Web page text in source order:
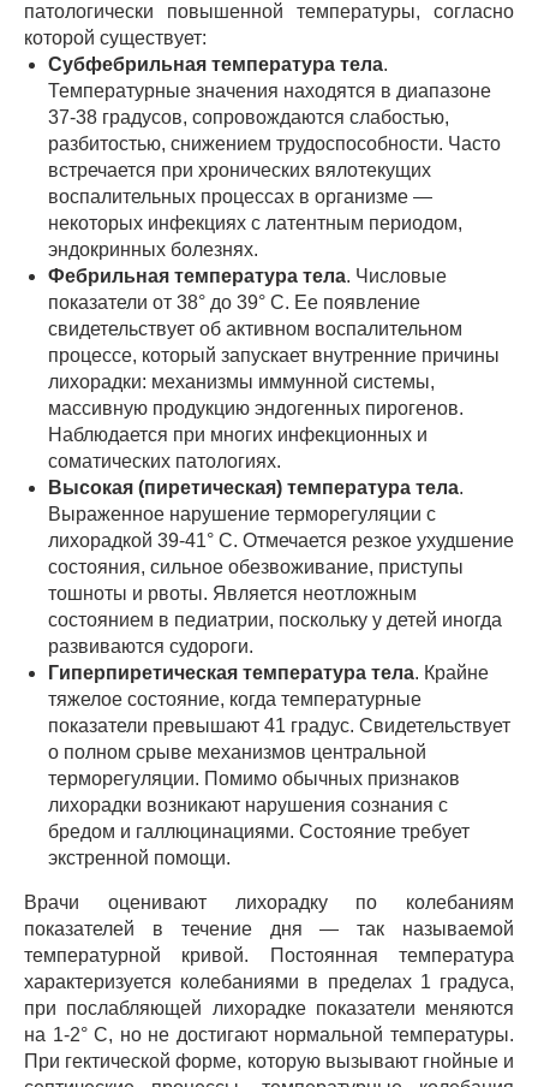
патологически повышенной температуры, согласно
которой существует:
Субфебрильная температура тела.
Температурные значения находятся в диапазоне
37-38 градусов, сопровождаются слабостью,
разбитостью, снижением трудоспособности. Часто
встречается при хронических вялотекущих
воспалительных процессах в организме —
некоторых инфекциях с латентным периодом,
эндокринных болезнях.
Фебрильная температура тела. Числовые
показатели от 38° до 39° С. Ее появление
свидетельствует об активном воспалительном
процессе, который запускает внутренние причины
лихорадки: механизмы иммунной системы,
массивную продукцию эндогенных пирогенов.
Наблюдается при многих инфекционных и
соматических патологиях.
Высокая (пиретическая) температура тела.
Выраженное нарушение терморегуляции с
лихорадкой 39-41° С. Отмечается резкое ухудшение
состояния, сильное обезвоживание, приступы
тошноты и рвоты. Является неотложным
состоянием в педиатрии, поскольку у детей иногда
развиваются судороги.
Гиперпиретическая температура тела. Крайне
тяжелое состояние, когда температурные
показатели превышают 41 градус. Свидетельствует
о полном срыве механизмов центральной
терморегуляции. Помимо обычных признаков
лихорадки возникают нарушения сознания с
бредом и галлюцинациями. Состояние требует
экстренной помощи.
Врачи оценивают лихорадку по колебаниям
показателей в течение дня — так называемой
температурной кривой. Постоянная температура
характеризуется колебаниями в пределах 1 градуса,
при послабляющей лихорадке показатели меняются
на 1-2° С, но не достигают нормальной температуры.
При гектической форме, которую вызывают гнойные и